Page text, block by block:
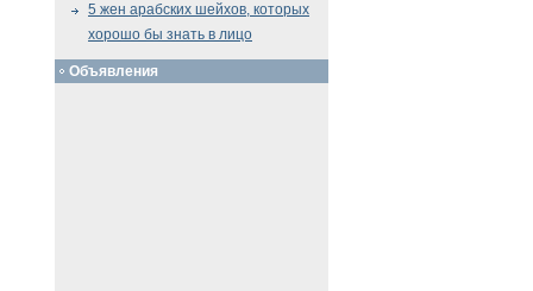
5 жен арабских шейхов, которых
хорошо бы знать в лицо
Объявления